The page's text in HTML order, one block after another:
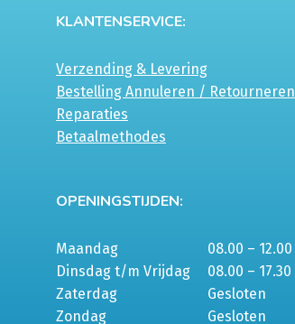
KLANTENSERVICE:
Verzending & Levering
Bestelling Annuleren / Retourneren
Reparaties
Betaalmethodes
OPENINGSTIJDEN:
Maandag
08.00 – 12.00
Dinsdag t/m Vrijdag
08.00 – 17.30
Zaterdag
Gesloten
Zondag
Gesloten